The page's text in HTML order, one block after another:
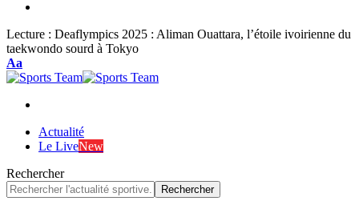
Lecture : Deaflympics 2025 : Aliman Ouattara, l’étoile ivoirienne du
taekwondo sourd à Tokyo
Font
Resizer
Aa
Actualité
Le LiveNew
Rechercher